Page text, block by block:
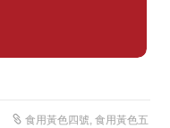
食用黃色四號, 食用黃色五